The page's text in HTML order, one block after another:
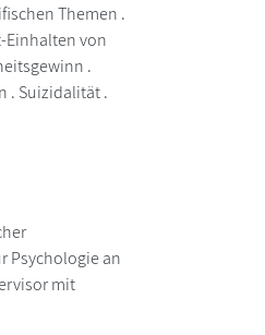
Themen .
Einhalten von
.
. Suizidalität .
Psychologie an
mit